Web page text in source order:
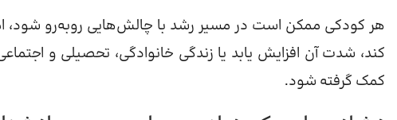
هر کودکی ممکن است در مسیر رشد با چالش‌هایی روبه‌رو شود،
کند، شدت آن افزایش یابد یا زندگی خانوادگی، تحصیلی و
کمک گرفته شود.